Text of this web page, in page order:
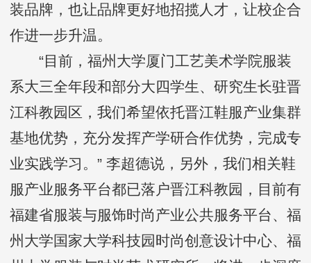
装品牌，也让品牌更好地招揽人才，让校企合
作进一步升温。
“目前，福州大学厦门工艺美术学院服装
系大三全年段和部分大四学生、研究生长驻晋
江科教园区，我们希望依托晋江鞋服产业集群
基地优势，充分发挥产学研合作优势，完成专
业实践学习。” 李超德说，另外，我们相关鞋
服产业服务平台都已落户晋江科教园，目前有
福建省服装与服饰时尚产业公共服务平台、福
州大学国家大学科技园时尚创意设计中心、福